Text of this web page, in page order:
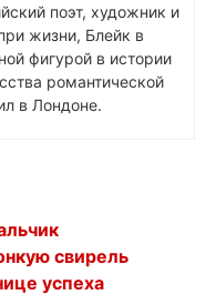
поэт, художник и
жизни, Блейк в
фигурой в истории
романтической
в Лондоне.
свирель
успеха